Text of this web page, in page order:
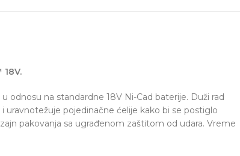
18V.
odnosu na standardne 18V Ni-Cad baterije. Duži rad
uravnotežuje pojedinačne ćelije kako bi se postiglo
pakovanja sa ugrađenom zaštitom od udara. Vreme